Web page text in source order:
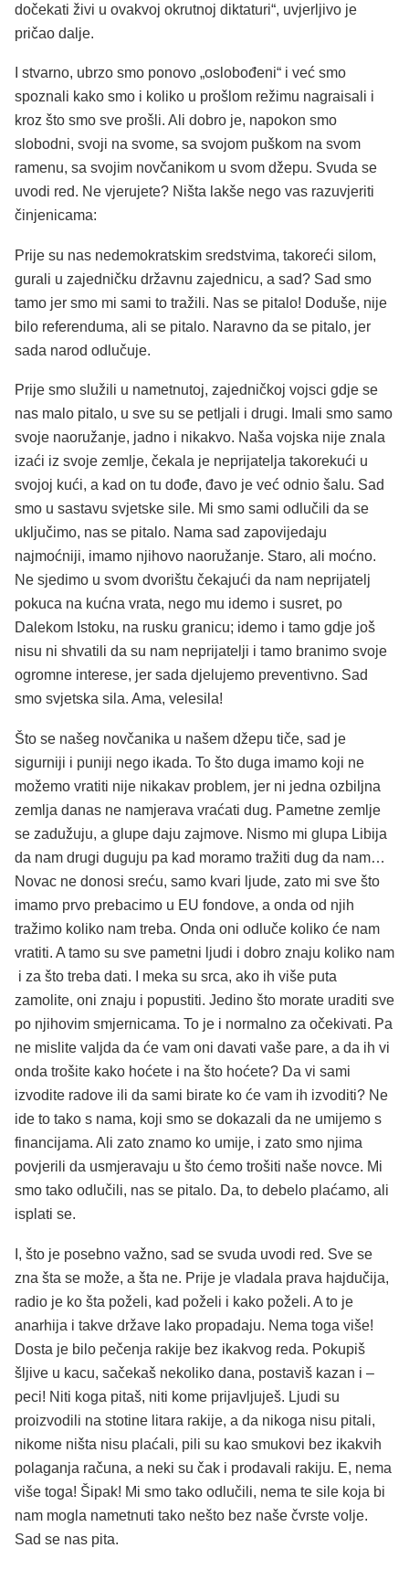
dočekati živi u ovakvoj okrutnoj diktaturi“, uvjerljivo je
pričao dalje.
I stvarno, ubrzo smo ponovo „oslobođeni“ i već smo
spoznali kako smo i koliko u prošlom režimu nagraisali i
kroz što smo sve prošli. Ali dobro je, napokon smo
slobodni, svoji na svome, sa svojom puškom na svom
ramenu, sa svojim novčanikom u svom džepu. Svuda se
uvodi red. Ne vjerujete? Ništa lakše nego vas razuvjeriti
činjenicama:
Prije su nas nedemokratskim sredstvima, takoreći silom,
gurali u zajedničku državnu zajednicu, a sad? Sad smo
tamo jer smo mi sami to tražili. Nas se pitalo! Doduše, nije
bilo referenduma, ali se pitalo. Naravno da se pitalo, jer
sada narod odlučuje.
Prije smo služili u nametnutoj, zajedničkoj vojsci gdje se
nas malo pitalo, u sve su se petljali i drugi. Imali smo samo
svoje naoružanje, jadno i nikakvo. Naša vojska nije znala
izaći iz svoje zemlje, čekala je neprijatelja takorekući u
svojoj kući, a kad on tu dođe, đavo je već odnio šalu. Sad
smo u sastavu svjetske sile. Mi smo sami odlučili da se
uključimo, nas se pitalo. Nama sad zapovijedaju
najmoćniji, imamo njihovo naoružanje. Staro, ali moćno.
Ne sjedimo u svom dvorištu čekajući da nam neprijatelj
pokuca na kućna vrata, nego mu idemo i susret, po
Dalekom Istoku, na rusku granicu; idemo i tamo gdje još
nisu ni shvatili da su nam neprijatelji i tamo branimo svoje
ogromne interese, jer sada djelujemo preventivno. Sad
smo svjetska sila. Ama, velesila!
Što se našeg novčanika u našem džepu tiče, sad je
sigurniji i puniji nego ikada. To što duga imamo koji ne
možemo vratiti nije nikakav problem, jer ni jedna ozbiljna
zemlja danas ne namjerava vraćati dug. Pametne zemlje
se zadužuju, a glupe daju zajmove. Nismo mi glupa Libija
da nam drugi duguju pa kad moramo tražiti dug da nam…
Novac ne donosi sreću, samo kvari ljude, zato mi sve što
imamo prvo prebacimo u EU fondove, a onda od njih
tražimo koliko nam treba. Onda oni odluče koliko će nam
vratiti. A tamo su sve pametni ljudi i dobro znaju koliko nam
i za što treba dati. I meka su srca, ako ih više puta
zamolite, oni znaju i popustiti. Jedino što morate uraditi sve
po njihovim smjernicama. To je i normalno za očekivati. Pa
ne mislite valjda da će vam oni davati vaše pare, a da ih vi
onda trošite kako hoćete i na što hoćete? Da vi sami
izvodite radove ili da sami birate ko će vam ih izvoditi? Ne
ide to tako s nama, koji smo se dokazali da ne umijemo s
financijama. Ali zato znamo ko umije, i zato smo njima
povjerili da usmjeravaju u što ćemo trošiti naše novce. Mi
smo tako odlučili, nas se pitalo. Da, to debelo plaćamo, ali
isplati se.
I, što je posebno važno, sad se svuda uvodi red. Sve se
zna šta se može, a šta ne. Prije je vladala prava hajdučija,
radio je ko šta poželi, kad poželi i kako poželi. A to je
anarhija i takve države lako propadaju. Nema toga više!
Dosta je bilo pečenja rakije bez ikakvog reda. Pokupiš
šljive u kacu, sačekaš nekoliko dana, postaviš kazan i –
peci! Niti koga pitaš, niti kome prijavljuješ. Ljudi su
proizvodili na stotine litara rakije, a da nikoga nisu pitali,
nikome ništa nisu plaćali, pili su kao smukovi bez ikakvih
polaganja računa, a neki su čak i prodavali rakiju. E, nema
više toga! Šipak! Mi smo tako odlučili, nema te sile koja bi
nam mogla nametnuti tako nešto bez naše čvrste volje.
Sad se nas pita.